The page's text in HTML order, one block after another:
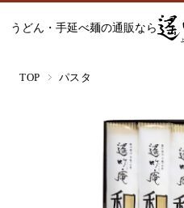
うどん・手延べ麺の通販なら
TOP パスタ